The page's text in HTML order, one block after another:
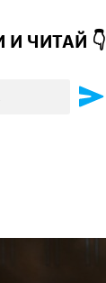
И ЧИТАЙ 👇